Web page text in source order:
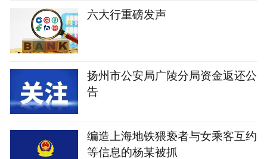
六大行重磅发声
扬州市公安局广陵分局资金返还公
告
编造上海地铁猥亵者与女乘客互约
等信息的杨某被抓